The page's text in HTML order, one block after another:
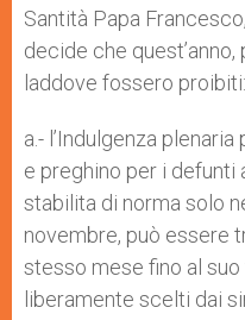
Santità Papa
decide che
laddove fossero proibiti:
a.- l’Indulgenza
e preghino per i defunti
stabilita di norma solo
novembre, può essere
stesso mese fino al suo
liberamente scelti dai